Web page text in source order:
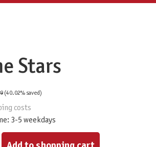
Stars
(40.02% saved)
costs
3-5 weekdays
amount or use the buttons to increase or decrease the quantity.